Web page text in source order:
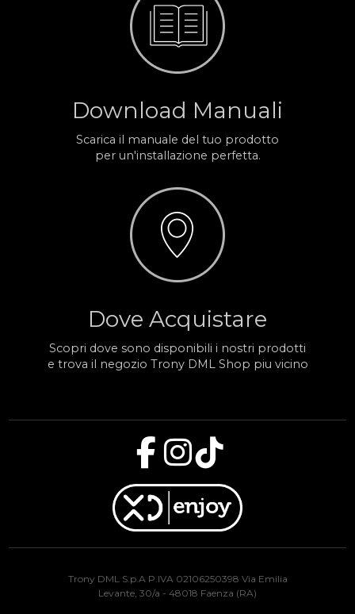
Download Manuali
Scarica il manuale del tuo prodotto
per un'installazione perfetta.
Dove Acquistare
Scopri dove sono disponibili i nostri prodotti
e trova il negozio Trony DML Shop piu vicino
Trony DML S.p.A P.IVA 02106250398 Via Emilia
Levante, 30/a - 48018 Faenza (RA)